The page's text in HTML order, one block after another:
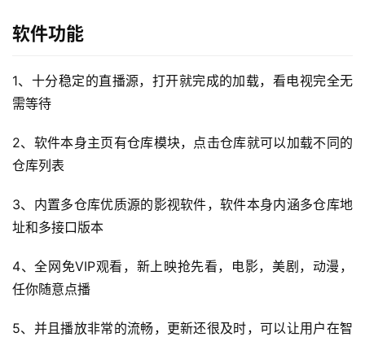
软件功能
1、十分稳定的直播源，打开就完成的加载，看电视完全无
需等待
2、软件本身主页有仓库模块，点击仓库就可以加载不同的
仓库列表
3、内置多仓库优质源的影视软件，软件本身内涵多仓库地
址和多接口版本
4、全网免VIP观看，新上映抢先看，电影，美剧，动漫，
任你随意点播
5、并且播放非常的流畅，更新还很及时，可以让用户在智